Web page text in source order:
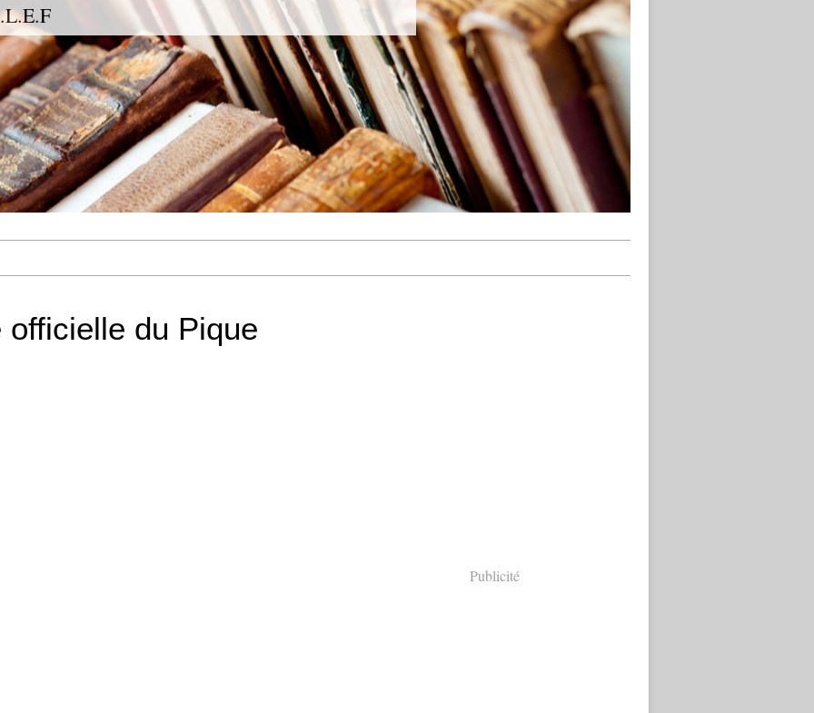
officielle du Pique
Publicité